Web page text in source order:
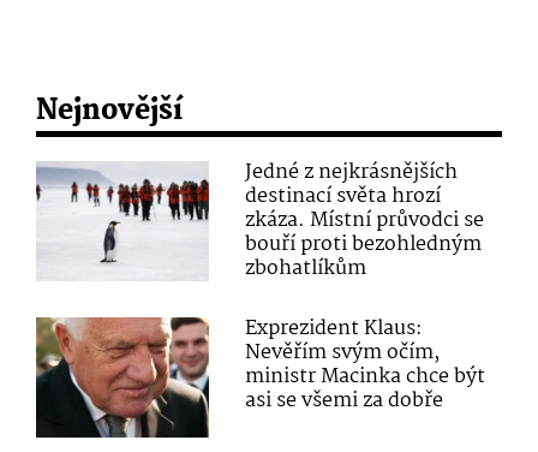
Nejnovější
Jedné z nejkrásnějších
destinací světa hrozí
zkáza. Místní průvodci se
bouří proti bezohledným
zbohatlíkům
Exprezident Klaus:
Nevěřím svým očím,
ministr Macinka chce být
asi se všemi za dobře